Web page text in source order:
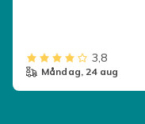
3,8
måndag, 24 aug